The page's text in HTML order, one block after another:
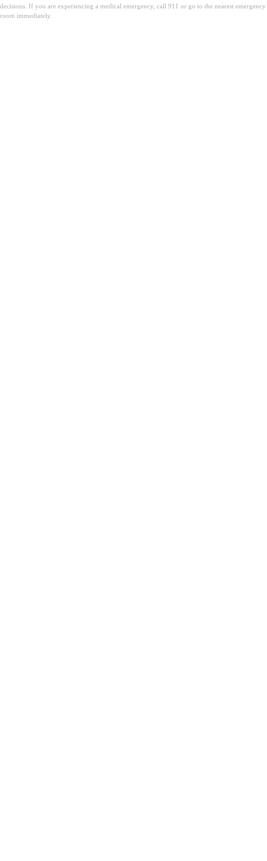
decisions. If you are experiencing a medical emergency, call 911 or go to the nearest emergency
room immediately.